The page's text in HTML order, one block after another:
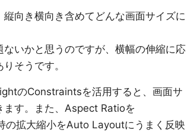
向き横向き含めてどんな画面サイズに
いかと思うのですが、横幅の伸縮に応
そうです。
のConstraintsを活用すると、画面サ
ます。また、Aspect Ratioを
の拡大縮小をAuto Layoutにうまく反映